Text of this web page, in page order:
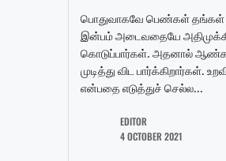
பொதுவாகவே பெண்கள்
இன்பம் அடைவதையே
கொடுப்பார்கள். அதனால்
முடித்து விட பார்க்கிறார்கள்.
என்பதை எடுத்துச் செல்ல...
EDITOR
4 OCTOBER 2021